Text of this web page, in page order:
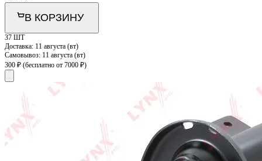
В КОРЗИНУ
37 ШТ
Доставка: 11 августа (вт)
Самовывоз: 11 августа (вт)
300 ₽ (бесплатно от 7000 ₽)